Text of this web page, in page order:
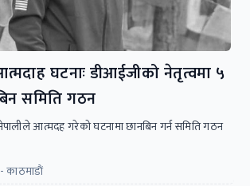
घटनाः डीआईजीको नेतृत्वमा ५
समिति गठन
आत्मदह गरेको घटनामा छानबिन गर्न समिति गठन
काठमाडाैं